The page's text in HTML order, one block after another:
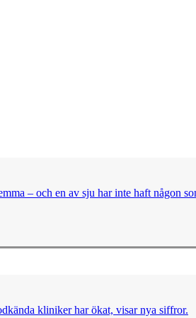
– och en av sju har inte haft någon
kliniker har ökat, visar nya siffror.